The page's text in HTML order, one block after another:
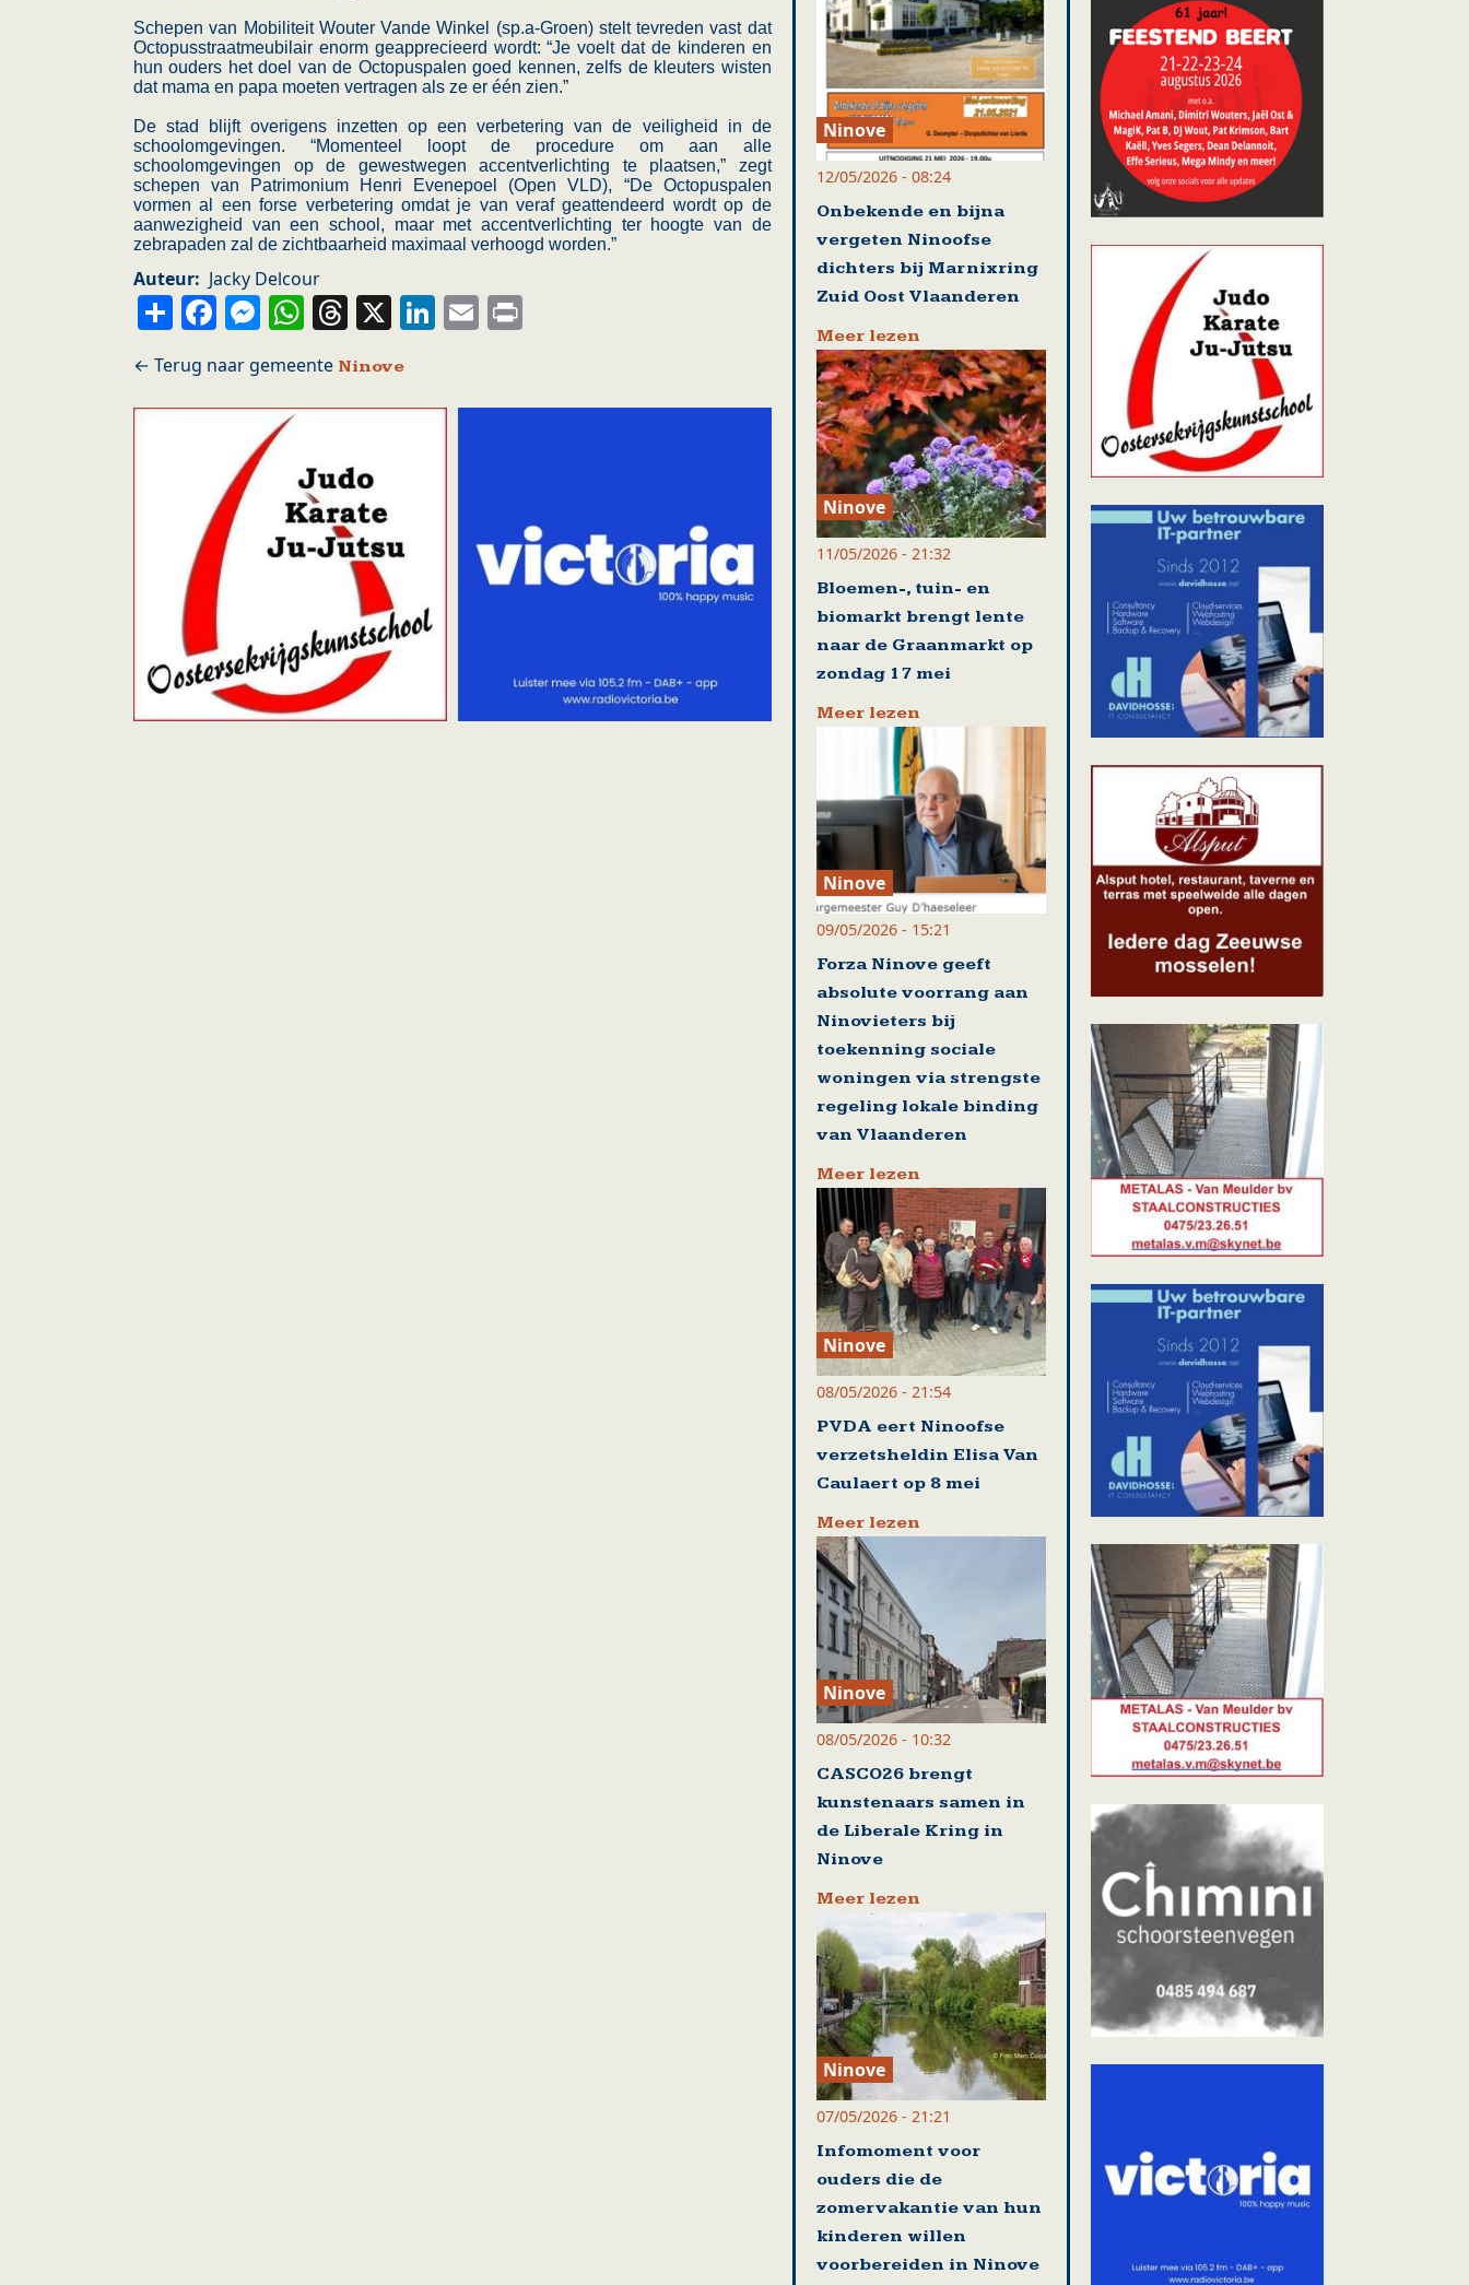
Schepen van Mobiliteit Wouter Vande Winkel (sp.a-Groen) stelt tevreden vast dat
Octopusstraatmeubilair enorm geapprecieerd wordt: “Je voelt dat de kinderen en
hun ouders het doel van de Octopuspalen goed kennen, zelfs de kleuters wisten
dat mama en papa moeten vertragen als ze er één zien.”
De stad blijft overigens inzetten op een verbetering van de veiligheid in de
schoolomgevingen. “Momenteel loopt de procedure om aan alle
schoolomgevingen op de gewestwegen accentverlichting te plaatsen,” zegt
schepen van Patrimonium Henri Evenepoel (Open VLD), “De Octopuspalen
vormen al een forse verbetering omdat je van veraf geattendeerd wordt op de
aanwezigheid van een school, maar met accentverlichting ter hoogte van de
zebrapaden zal de zichtbaarheid maximaal verhoogd worden.”
Auteur Jacky Delcour
ShareFacebook
Messenger
WhatsApp
Threads
X LinkedIn
Email
Ninove
Ninove
12/05/2026 - 08:24
Onbekende en bijna
vergeten Ninoofse
dichters bij Marnixring
Zuid Oost Vlaanderen
Meer lezen
Ninove
11/05/2026 - 21:32
Bloemen-, tuin- en
biomarkt brengt lente
naar de Graanmarkt op
zondag 17 mei
Meer lezen
Ninove
09/05/2026 - 15:21
Forza Ninove geeft
absolute voorrang aan
Ninovieters bij
toekenning sociale
woningen via strengste
regeling lokale binding
van Vlaanderen
Meer lezen
Ninove
08/05/2026 - 21:54
PVDA eert Ninoofse
verzetsheldin Elisa Van
Caulaert op 8 mei
Meer lezen
Ninove
08/05/2026 - 10:32
CASCO26 brengt
kunstenaars samen in
de Liberale Kring in
Ninove
Meer lezen
Ninove
07/05/2026 - 21:21
Infomoment voor
ouders die de
zomervakantie van hun
kinderen willen
voorbereiden in Ninove